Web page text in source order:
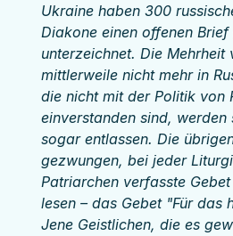
Ukraine haben 300
Diakone einen offenen
unterzeichnet. Die Mehrheit
mittlerweile nicht mehr in
die nicht mit der Politik von
einverstanden sind,
sogar entlassen. Die
gezwungen, bei jeder
Patriarchen verfasste
lesen – das Gebet "Für das
Jene Geistlichen, die es